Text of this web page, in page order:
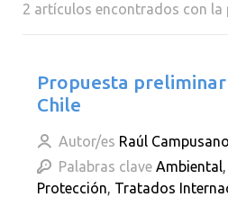
2 artículos encontrados con la
Propuesta
Chile
Autor/es Raúl
Palabras clave Ambiental,
Protección, Tratados